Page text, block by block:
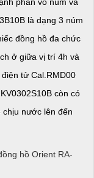
là dạng 3 núm
đồng hồ đa chức
ở giữa vị trí 4h và
tử Cal.RMD00
còn có
chịu nước lên đến
hồ Orient RA-